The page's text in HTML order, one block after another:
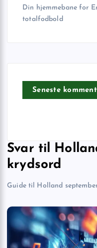
Din hjemmebane for
totalfodbold
Seneste
Svar til
krydsord
Guide til Holland